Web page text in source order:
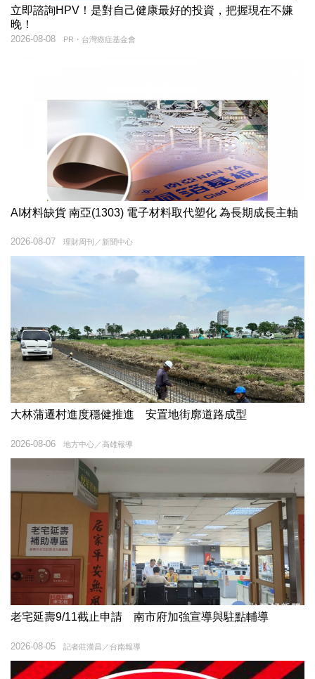
立即諮詢HPV！是對自己健康最好的投資，把握現在不嫌
晚！
PR・台灣癌症基金會
2026-08-08
AI材料缺貨 南亞(1303) 電子材料取代塑化 為長期成長主軸
理財周刊／新聞中心
2026-08-07
大林蒲遷村進度穩健推進 安置地街廓道路成型
地方中心／高雄報導
2026-08-06
老宅延壽9/11截止申請 南市府加強宣導與駐點輔導
記者莊漢昌／台南報導
2026-08-05